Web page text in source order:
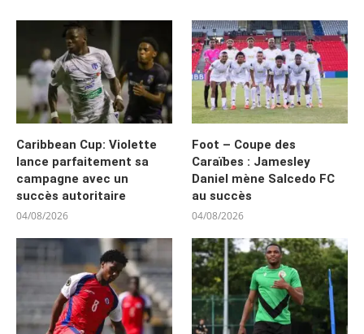
Caribbean Cup: Violette
lance parfaitement sa
campagne avec un
succès autoritaire
04/08/2026
Foot – Coupe des
Caraïbes : Jamesley
Daniel mène Salcedo FC
au succès
04/08/2026